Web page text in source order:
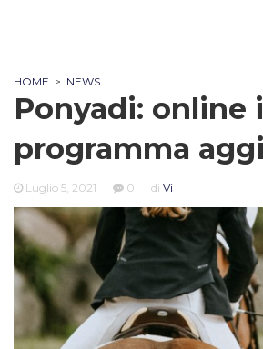
HOME > NEWS
Ponyadi: online
programma
Luglio 5, 2021 0 di Vi